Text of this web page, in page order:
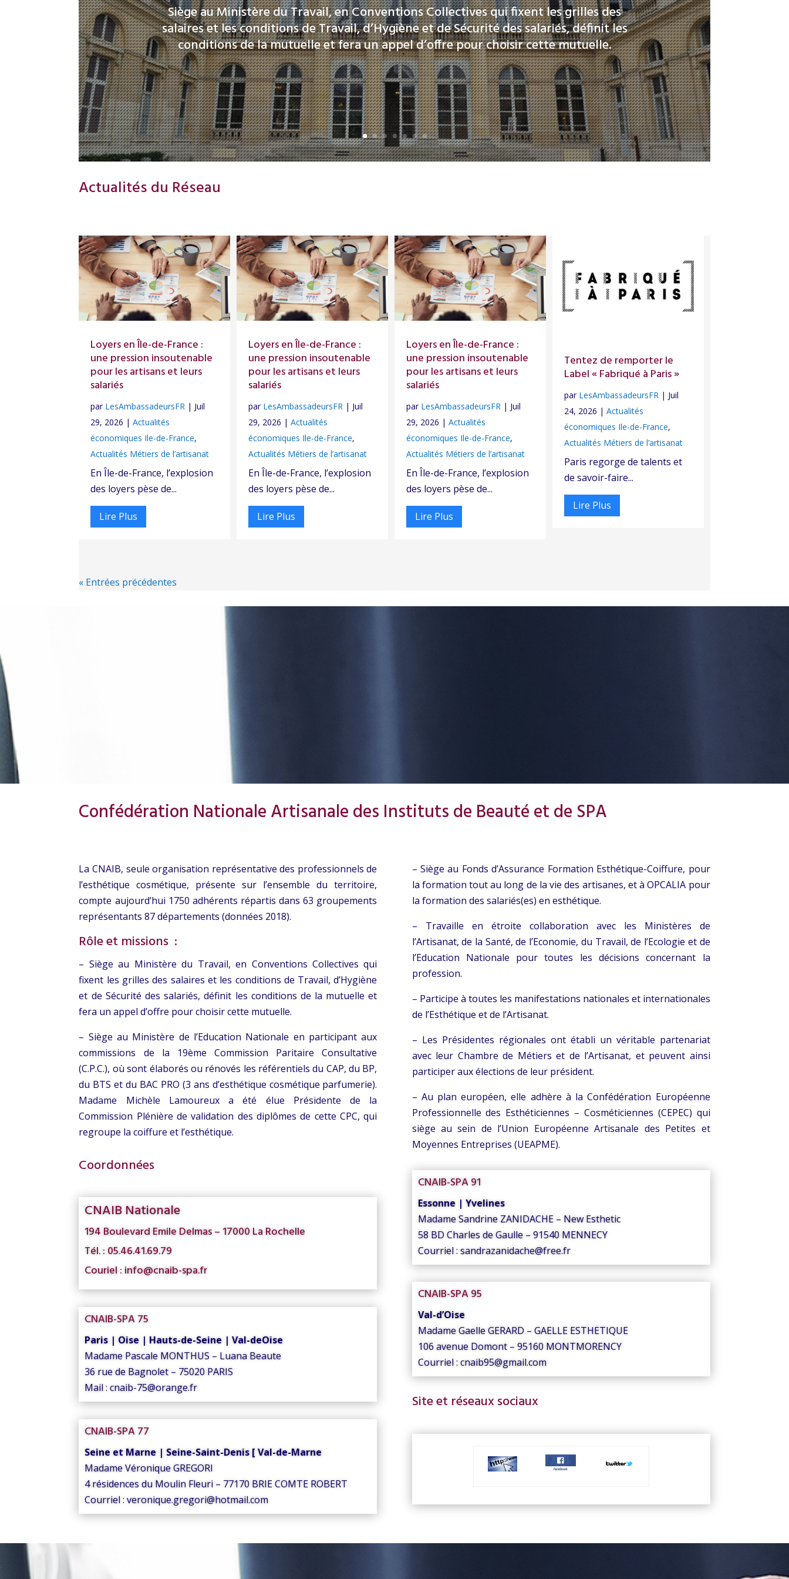
Siège au Ministère du Travail, en Conventions Collectives qui fixent les grilles des
salaires et les conditions de Travail, d’Hygiène et de Sécurité des salariés, définit les
conditions de la mutuelle et fera un appel d’offre pour choisir cette mutuelle.
Actualités du Réseau
Loyers en Île-de-France :
une pression insoutenable
pour les artisans et leurs
salariés
par LesAmbassadeursFR | Juil
29, 2026 |Actualités
économiques Ile-de-France,
Actualités Métiers de l’artisanat
En Île-de-France, l’explosion
des loyers pèse de...
Lire Plus
Loyers en Île-de-France :
une pression insoutenable
pour les artisans et leurs
salariés
par LesAmbassadeursFR | Juil
29, 2026 |Actualités
économiques Ile-de-France,
Actualités Métiers de l’artisanat
En Île-de-France, l’explosion
des loyers pèse de...
Lire Plus
Loyers en Île-de-France :
une pression insoutenable
pour les artisans et leurs
salariés
par LesAmbassadeursFR | Juil
29, 2026 | Actualités
économiques Ile-de-France,
Actualités Métiers de l’artisanat
En Île-de-France, l’explosion
des loyers pèse de...
Lire Plus
Tentez de remporter le
Label « Fabriqué à Paris »
par LesAmbassadeursFR| Juil
24, 2026 | Actualités
économiques Ile-de-France,
Actualités Métiers de l’artisanat
Paris regorge de talents et
de savoir-faire...
Lire Plus
« Entrées précédentes
Confédération Nationale Artisanale des Instituts de Beauté et de SPA
La CNAIB, seule organisation représentative des professionnels de
l’esthétique cosmétique, présente sur l’ensemble du territoire,
compte aujourd’hui 1750 adhérents répartis dans 63 groupements
représentants 87 départements (données 2018).
Rôle et missions :
– Siège au Ministère du Travail, en Conventions Collectives qui
fixent les grilles des salaires et les conditions de Travail, d’Hygiène
et de Sécurité des salariés, définit les conditions de la mutuelle et
fera un appel d’offre pour choisir cette mutuelle.
– Siège au Ministère de l’Education Nationale en participant aux
commissions de la 19ème Commission Paritaire Consultative
(C.P.C.), où sont élaborés ou rénovés les référentiels du CAP, du BP,
du BTS et du BAC PRO (3 ans d’esthétique cosmétique parfumerie).
Madame Michèle Lamoureux a été élue Présidente de la
Commission Plénière de validation des diplômes de cette CPC, qui
regroupe la coiffure et l’esthétique.
Coordonnées
CNAIB Nationale
194 Boulevard Emile Delmas – 17000 La Rochelle
Tél. : 05.46.41.69.79
Couriel : info@cnaib-spa.fr
CNAIB-SPA 75
Paris | Oise | Hauts-de-Seine | Val-deOise
Madame Pascale MONTHUS – Luana Beaute
36 rue de Bagnolet – 75020 PARIS
Mail : cnaib-75@orange.fr
CNAIB-SPA 77
Seine et Marne | Seine-Saint-Denis [ Val-de-Marne
Madame Véronique GREGORI
4 résidences du Moulin Fleuri – 77170 BRIE COMTE ROBERT
Courriel : veronique.gregori@hotmail.com
– Siège au Fonds d’Assurance Formation Esthétique-Coiffure, pour
la formation tout au long de la vie des artisanes, et à OPCALIA pour
la formation des salariés(es) en esthétique.
– Travaille en étroite collaboration avec les Ministères de
l’Artisanat, de la Santé, de l’Economie, du Travail, de l’Ecologie et de
l’Education Nationale pour toutes les décisions concernant la
profession.
– Participe à toutes les manifestations nationales et internationales
de l’Esthétique et de l’Artisanat.
– Les Présidentes régionales ont établi un véritable partenariat
avec leur Chambre de Métiers et de l’Artisanat, et peuvent ainsi
participer aux élections de leur président.
– Au plan européen, elle adhère à la Confédération Européenne
Professionnelle des Esthéticiennes – Cosméticiennes (CEPEC) qui
siège au sein de l’Union Européenne Artisanale des Petites et
Moyennes Entreprises (UEAPME).
CNAIB-SPA 91
Essonne | Yvelines
Madame Sandrine ZANIDACHE – New Esthetic
58 BD Charles de Gaulle – 91540 MENNECY
Courriel : sandrazanidache@free.fr
CNAIB-SPA 95
Val-d’Oise
Madame Gaelle GERARD – GAELLE ESTHETIQUE
106 avenue Domont – 95160 MONTMORENCY
Courriel : cnaib95@gmail.com
Site et réseaux sociaux